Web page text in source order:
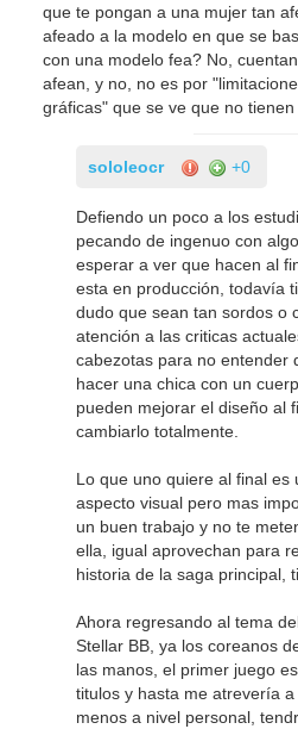
que te pongan a una mujer tan
afeado a la modelo en que se
con una modelo fea? No,
afean, y no, no es por
gráficas" que se ve que no tienen
sololeocr +0
Defiendo un poco a los
pecando de ingenuo con
esperar a ver que hacen al
esta en producción, todavía
dudo que sean tan sordos o
atención a las criticas
cabezotas para no entender
hacer una chica con un
pueden mejorar el diseño al
cambiarlo totalmente.
Lo que uno quiere al final es
aspecto visual pero mas
un buen trabajo y no te
ella, igual aprovechan para
historia de la saga principal,
Ahora regresando al tema
Stellar BB, ya los coreanos
las manos, el primer juego
titulos y hasta me atrevería
menos a nivel personal,